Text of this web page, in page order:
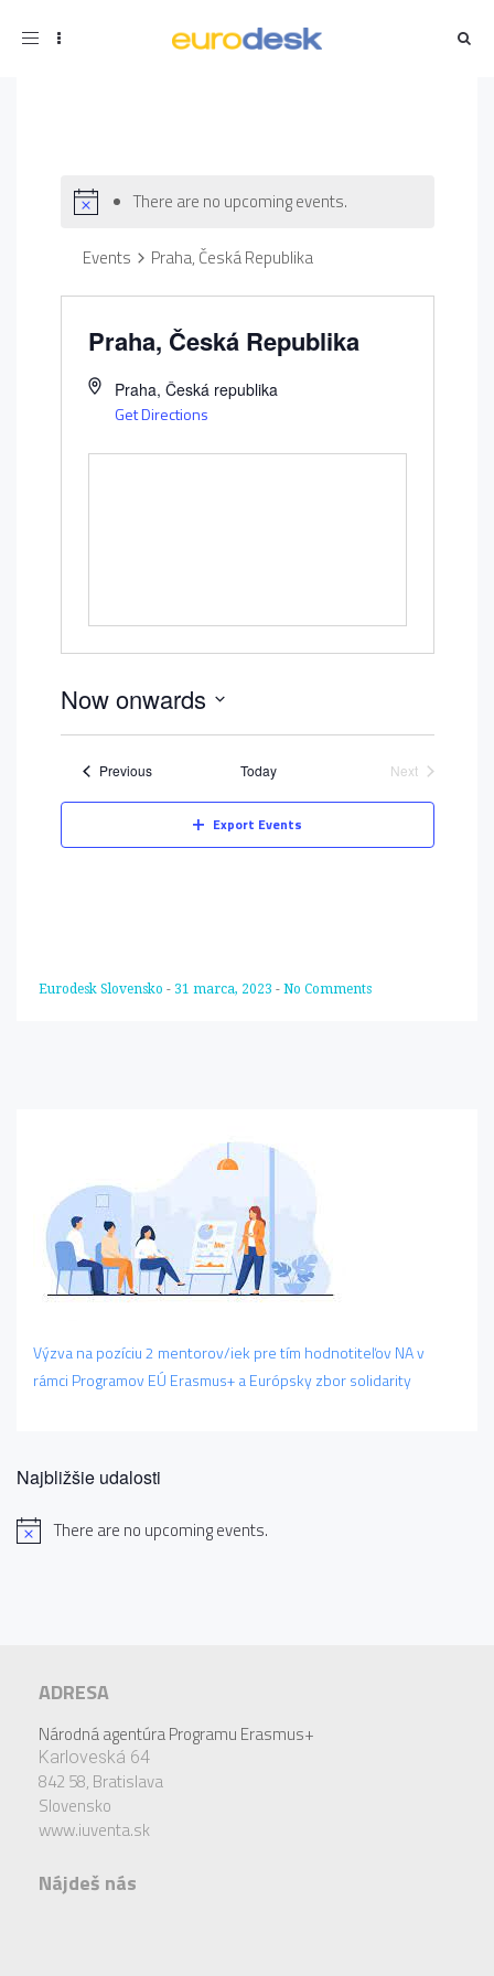
Toggle
There are no upcoming events.
Events Praha, Česká Republika
Praha, Česká Republika
Praha, Česká republika
Get Directions
Now onwards
PreviousEvents Today
Next
Export Events
Eurodesk Slovensko - 31 marca, 2023 - No Comments
Výzva na pozíciu 2 mentorov/iek pre tím hodnotiteľov NA v
rámci Programov EÚ Erasmus+ a Európsky zbor solidarity
Najbližšie udalosti
There are no upcoming events.
ADRESA
Národná agentúra Programu Erasmus+
Karloveská 64
842 58, Bratislava
Slovensko
www.iuventa.sk
Nájdeš nás